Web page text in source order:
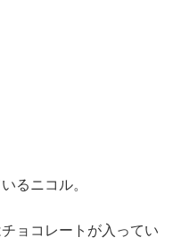
るニコル。
ョコレートが入ってい